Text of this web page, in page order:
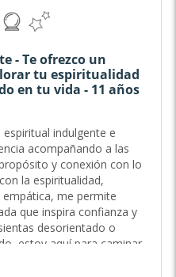
- Te ofrezco un
tu espiritualidad
en tu vida - 11 años
indulgente e
acompañando a las
y conexión con lo
la espiritualidad,
me permite
que inspira confianza y
desorientado o
estoy aquí para caminar